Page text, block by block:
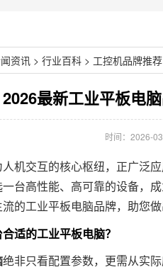
资讯 > 行业百科 > 工控机品牌推荐
2026最新工业平板电
时间：2026-
交互的核心枢纽，正广泛应
台高性能、高可靠的设备，
的工业平板电脑品牌，助您做
的工业平板电脑？
绝非只看配置参数，更需从实